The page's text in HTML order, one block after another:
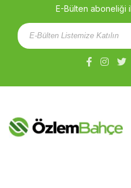
E-Bülten aboneliği